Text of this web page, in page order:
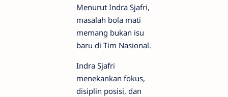
Menurut Indra Sjafri,
masalah bola mati
memang bukan isu
baru di Tim Nasional.
Indra Sjafri
menekankan fokus,
disiplin posisi, dan